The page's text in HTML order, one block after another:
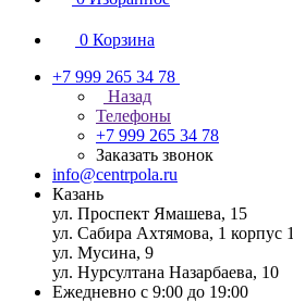
0 Корзина
+7 999 265 34 78
Назад
Телефоны
+7 999 265 34 78
Заказать звонок
info@centrpola.ru
Казань
ул. Проспект Ямашева, 15
ул. Сабира Ахтямова, 1 корпус 1
ул. Мусина, 9
ул. Нурсултана Назарбаева, 10
Ежедневно с 9:00 до 19:00